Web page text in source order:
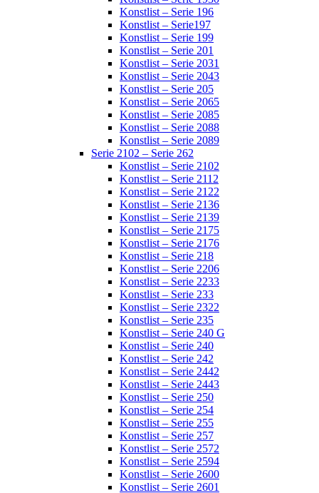
Konstlist – Serie 196
Konstlist – Serie197
Konstlist – Serie 199
Konstlist – Serie 201
Konstlist – Serie 2031
Konstlist – Serie 2043
Konstlist – Serie 205
Konstlist – Serie 2065
Konstlist – Serie 2085
Konstlist – Serie 2088
Konstlist – Serie 2089
Serie 2102 – Serie 262
Konstlist – Serie 2102
Konstlist – Serie 2112
Konstlist – Serie 2122
Konstlist – Serie 2136
Konstlist – Serie 2139
Konstlist – Serie 2175
Konstlist – Serie 2176
Konstlist – Serie 218
Konstlist – Serie 2206
Konstlist – Serie 2233
Konstlist – Serie 233
Konstlist – Serie 2322
Konstlist – Serie 235
Konstlist – Serie 240 G
Konstlist – Serie 240
Konstlist – Serie 242
Konstlist – Serie 2442
Konstlist – Serie 2443
Konstlist – Serie 250
Konstlist – Serie 254
Konstlist – Serie 255
Konstlist – Serie 257
Konstlist – Serie 2572
Konstlist – Serie 2594
Konstlist – Serie 2600
Konstlist – Serie 2601